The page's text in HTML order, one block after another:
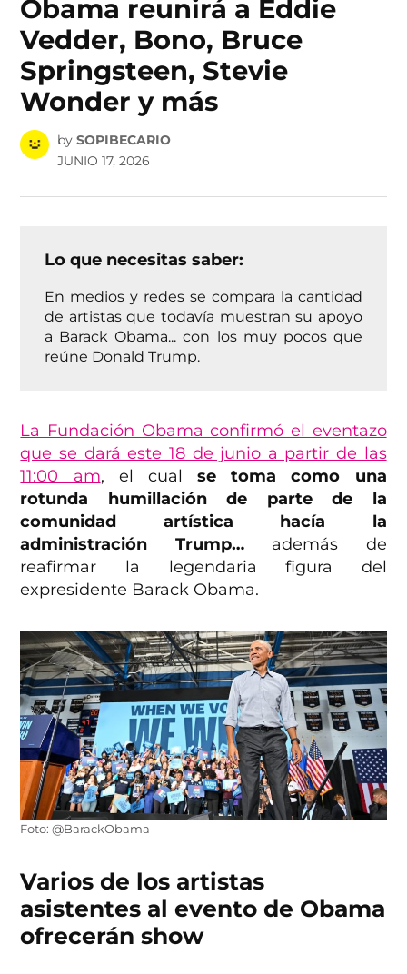
Obama reunirá a Eddie
Vedder, Bono, Bruce
Springsteen, Stevie
Wonder y más
by SOPIBECARIO
JUNIO 17, 2026
Lo que necesitas saber:
En medios y redes se compara la cantidad
de artistas que todavía muestran su apoyo
a Barack Obama... con los muy pocos que
reúne Donald Trump.
La Fundación Obama confirmó el eventazo
que se dará este 18 de junio a partir de las
11:00 am, el cual se toma como una
rotunda humillación de parte de la
comunidad artística hacía la
administración Trump… además de
reafirmar la legendaria figura del
expresidente Barack Obama.
Foto: @BarackObama
Varios de los artistas
asistentes al evento de Obama
ofrecerán show